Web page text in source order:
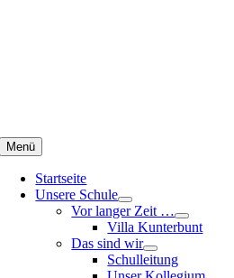
Menü
Startseite
Unsere Schule
Vor langer Zeit …
Villa Kunterbunt
Das sind wir
Schulleitung